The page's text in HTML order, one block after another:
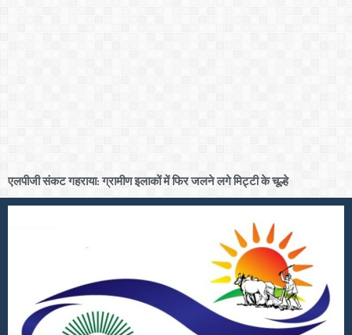
एलपीजी संकट गहराया: ग्रामीण इलाकों में फिर जलने लगे मिट्टी के चूल्हे